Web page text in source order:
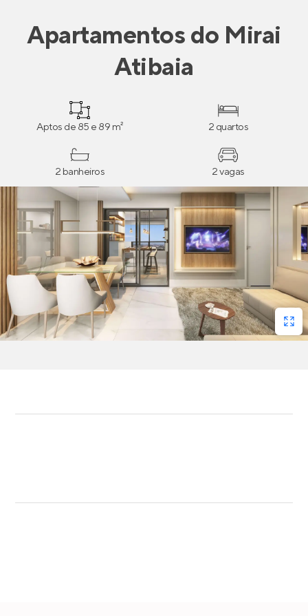
Apartamentosdo Mirai
Atibaia
Aptos de 85 e 89 m² 2 quartos
2 banheiros 2 vagas